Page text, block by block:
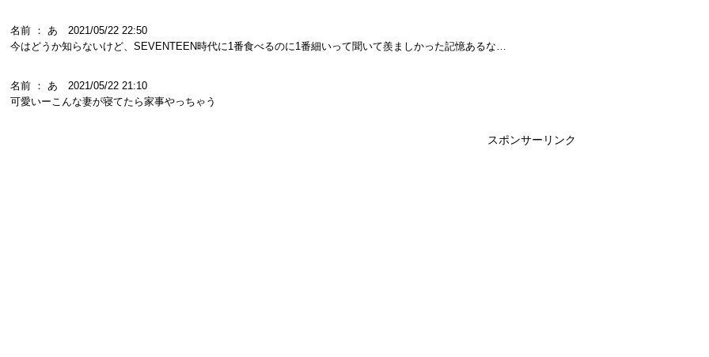
名前 ： あ 2021/05/22 22:50
今はどうか知らないけど、SEVENTEEN時代に1番食べるのに1番細いって聞いて羨ましかった記憶あるな…
名前 ： あ 2021/05/22 21:10
可愛いーこんな妻が寝てたら家事やっちゃう
スポンサーリンク